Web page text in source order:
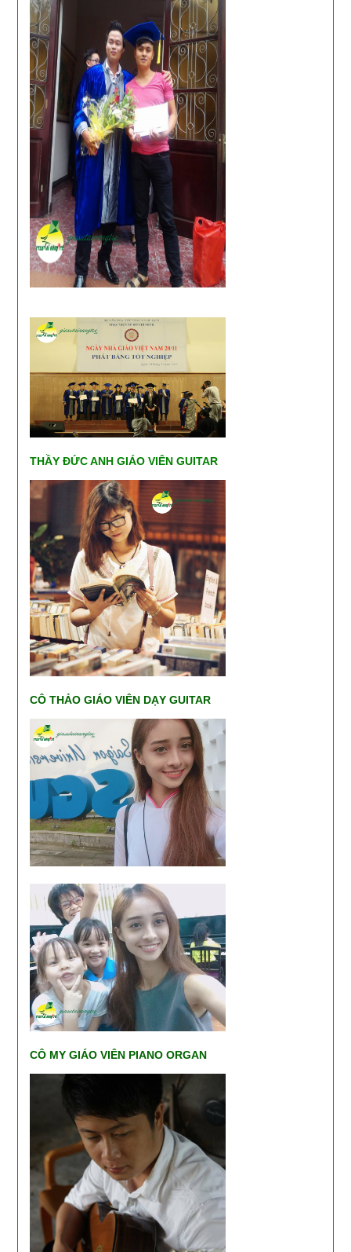
THẦY ĐỨC ANH GIÁO VIÊN GUITAR
CÔ THẢO GIÁO VIÊN DẠY GUITAR
CÔ MY GIÁO VIÊN PIANO ORGAN